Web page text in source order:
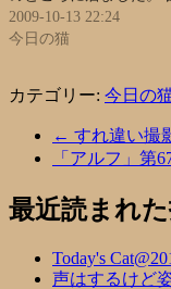
2009-10-13 22:24
今日の猫
カテゴリー: 今日の
← すれ違い撮
「アルフ」
最近読まれ
Today's
声はするけど